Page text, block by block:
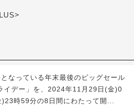
なっている年末最後のビッグセール
イデー」を、2024年11月29日(金)0
時59分の8日間にわたって開...